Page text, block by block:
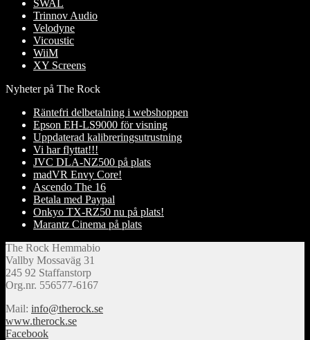
SWAL
Trinnov Audio
Velodyne
Vicoustic
WiiM
XY Screens
Nyheter på The Rock
Räntefri delbetalning i webshoppen
Epson EH-LS9000 för visning
Uppdaterad kalibreringsutrustning
Vi har flyttat!!!
JVC DLA-NZ500 på plats
madVR Envy Core!
Ascendo The 16
Betala med Paypal
Onkyo TX-RZ50 nu på plats!
Marantz Cinema på plats
The Rock Hemmabio
Vallby Mossaväg 31
245 92 Staffanstorp
Org.nr. 556577-6167
Mail: info@therock.se
www.therock.se
Facebook